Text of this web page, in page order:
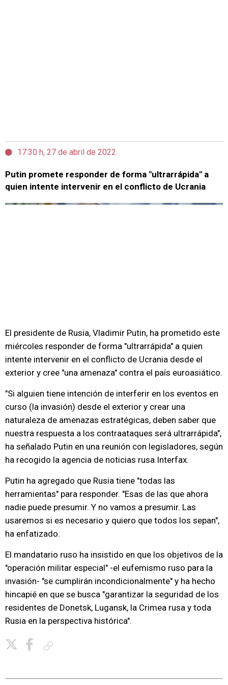
17:30 h, 27 de abril de 2022
Putin promete responder de forma "ultrarrápida" a
quien intente intervenir en el conflicto de Ucrania
El presidente de Rusia, Vladimir Putin, ha prometido este
miércoles responder de forma "ultrarrápida" a quien
intente intervenir en el conflicto de Ucrania desde el
exterior y cree "una amenaza" contra el país euroasiático.
"Si alguien tiene intención de interferir en los eventos en
curso (la invasión) desde el exterior y crear una
naturaleza de amenazas estratégicas, deben saber que
nuestra respuesta a los contraataques será ultrarrápida",
ha señalado Putin en una reunión con legisladores, según
ha recogido la agencia de noticias rusa Interfax.
Putin ha agregado que Rusia tiene "todas las
herramientas" para responder. "Esas de las que ahora
nadie puede presumir. Y no vamos a presumir. Las
usaremos si es necesario y quiero que todos los sepan",
ha enfatizado.
El mandatario ruso ha insistido en que los objetivos de la
"operación militar especial" -el eufemismo ruso para la
invasión- "se cumplirán incondicionalmente" y ha hecho
hincapié en que se busca "garantizar la seguridad de los
residentes de Donetsk, Lugansk, la Crimea rusa y toda
Rusia en la perspectiva histórica".